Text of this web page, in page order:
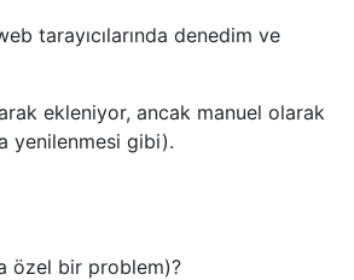
tarayıcılarında denedim ve
ekleniyor, ancak manuel olarak
yenilenmesi gibi).
özel bir problem)?